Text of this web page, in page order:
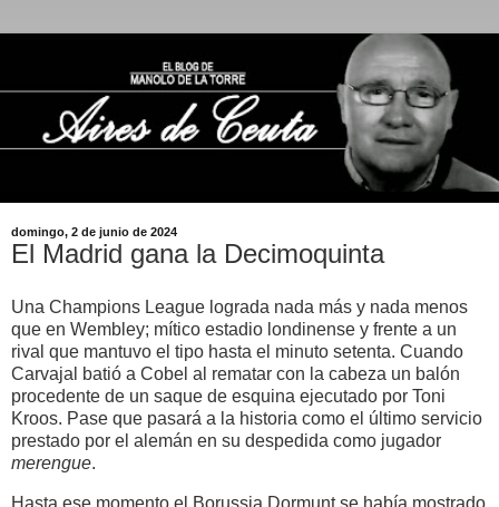
domingo, 2 de junio de 2024
El Madrid gana la Decimoquinta
Una Champions League lograda nada más y nada menos
que en Wembley; mítico estadio londinense y frente a un
rival que mantuvo el tipo hasta el minuto setenta. Cuando
Carvajal batió a Cobel al rematar con la cabeza un balón
procedente de un saque de esquina ejecutado por Toni
Kroos. Pase que pasará a la historia como el último servicio
prestado por el alemán en su despedida como jugador
merengue.
Hasta ese momento el Borussia Dormunt se había mostrado